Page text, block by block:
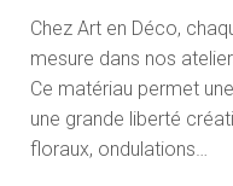
Chez Art en Déco,
mesure dans nos
Ce matériau permet
une grande liberté
floraux, ondulations…